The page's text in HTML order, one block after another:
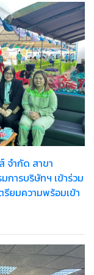
จำกัด สาขา
การบริษัทฯ เข้าร่วม
ยมความพร้อมเข้า